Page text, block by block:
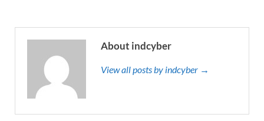
About indcyber
View all posts by indcyber →